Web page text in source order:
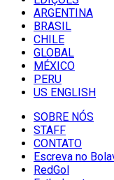
ARGENTINA
BRASIL
CHILE
GLOBAL
MÉXICO
PERU
US ENGLISH
SOBRE NÓS
STAFF
CONTATO
Escreva no
RedGol